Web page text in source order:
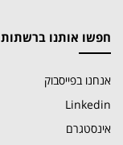
חפשו אותנו ברשתות
אנחנו בפייסבוק
Linkedin
אינסטגרם